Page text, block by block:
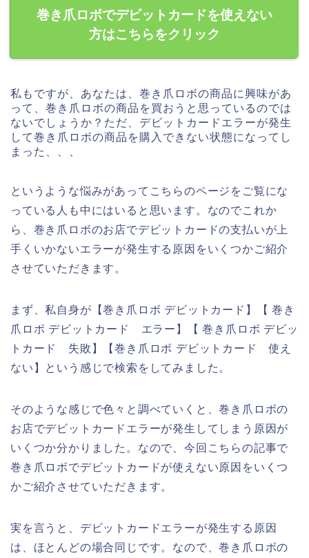
巻き爪ロボでデビットカードを使えない
方はこちらをクリック
私もですが、あなたは、巻き爪ロボの商品に興味があ
って、巻き爪ロボの商品を買おうと思っているのでは
ないでしょうか？ただ、デビットカードエラーが発生
して巻き爪ロボの商品を購入できない状態になってし
まった、、、
というような悩みがあってこちらのページをご覧にな
っている人も中にはいると思います。なのでこれか
ら、巻き爪ロボのお店でデビットカードの支払いが上
手くいかないエラーが発生する原因をいくつかご紹介
させていただきます。
まず、私自身が【巻き爪ロボ デビットカード】【 巻き
爪ロボ デビットカード エラー】【 巻き爪ロボ デビッ
トカード 失敗】【巻き爪ロボ デビットカード 使え
ない】という感じで検索をしてみました。
そのような感じで色々と調べていくと、巻き爪ロボの
お店でデビットカードエラーが発生してしまう原因が
いくつか分かりました。なので、今回こちらの記事で
巻き爪ロボでデビットカードが使えない原因をいくつ
かご紹介させていただきます。
実を言うと、デビットカードエラーが発生する原因
は、ほとんどの場合同じです。なので、巻き爪ロボの